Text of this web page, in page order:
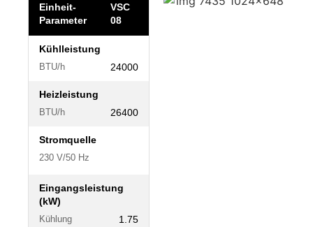
Einheit-
Parameter
VSC
08
Kühlleistung
BTU/h 24000
Heizleistung
BTU/h 26400
Stromquelle
230 V/50 Hz
Eingangsleistung
(kW)
Kühlung 1.75